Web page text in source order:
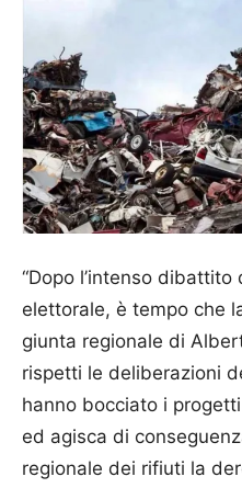
“Dopo l’intenso dibattito
elettorale, è tempo che
giunta regionale di
rispetti le deliberazioni
hanno bocciato i
ed agisca di
regionale dei rifiuti la